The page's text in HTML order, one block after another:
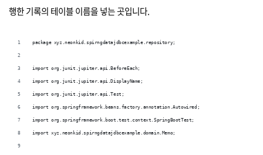
행한 기록의 테이블 이름을 넣는 곳입니다.
package xyz.neonkid.spirngdatajdbcexample.repository;
import org.junit.jupiter.api.BeforeEach;
import org.junit.jupiter.api.DisplayName;
import org.junit.jupiter.api.Test;
import org.springframework.beans.factory.annotation.Autowired;
import org.springframework.boot.test.context.SpringBootTest;
import xyz.neonkid.spirngdatajdbcexample.domain.Memo;